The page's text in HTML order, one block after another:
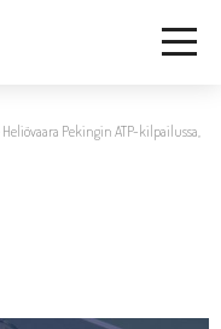
Pekingin ATP-kilpailussa,